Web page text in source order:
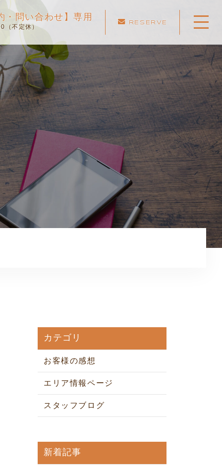
問い合わせ】専用
（不定休）
RESERVE
ホーム
当スクールについて
キャンペーン
料金表・コース
出張エリア
予約状況
ペーパー卒業への道
よくある質問
お知らせ
カテゴリ
お客様の感想
エリア情報ページ
スタッフブログ
新着記事